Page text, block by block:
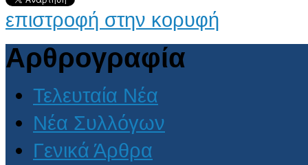
επιστροφή στην κορυφή
Αρθρογραφία
Τελευταία Νέα
Νέα Συλλόγων
Γενικά Άρθρα